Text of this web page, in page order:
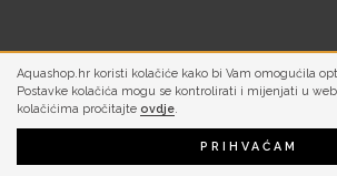
Aquashop.hr koristi kolačiće kako bi Vam omogućila
Postavke kolačića mogu se kontrolirati i mijenjati u
kolačićima pročitajte ovdje
PRIHVAĆAM